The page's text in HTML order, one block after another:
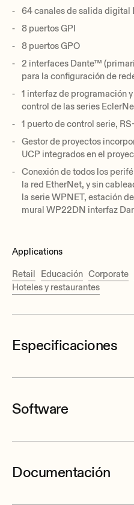
64 canales de salida
8 puertos GPI
8 puertos GPO
2 interfaces Dante™
para la configuración de
1 interfaz de programación
control de las series
1 puerto de control serie,
Gestor de proyectos
UCP integrados en el
Conexión de todos los
la red EtherNet, y sin
la serie WPNET, estación
mural WP22DN interfaz
Applications
Retail Educación Corporate
Hoteles y restaurantes
Especificaciones
Quad core 64bits 1GHz
Software
6.08r4 Build 2 - JULY 2026)
Documentación